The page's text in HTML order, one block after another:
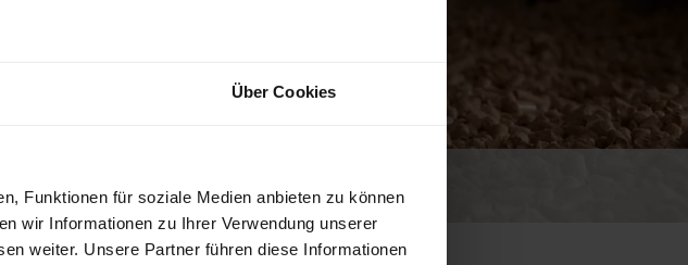
Über Cookies
Funktionen für soziale Medien anbieten zu können
wir Informationen zu Ihrer Verwendung unserer
weiter. Unsere Partner führen diese Informationen
315 Bewertungen